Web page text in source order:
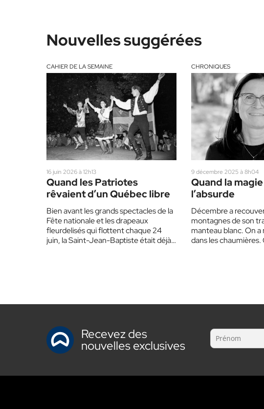
Nouvelles suggérées
CAHIER DE LA SEMAINE
16 juin 2026 à 12h13
Quand les Patriotes
rêvaient d’un Québec libre
Bien avant les grands spectacles de la
Fête nationale et les drapeaux
fleurdelisés qui flottent chaque 24
juin, la Saint-Jean-Baptiste était déjà
CHRONIQUES
9 décembre 2025 à 8h04
Quand la
l’absurde
Décembre a
montagnes de son
manteau blanc. On
dans les chaumières.
Recevez des
nouvelles exclusives